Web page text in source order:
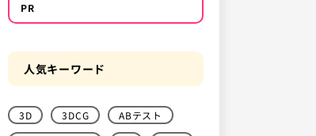
PR
人気キーワード
3D 3DCG
ABテスト